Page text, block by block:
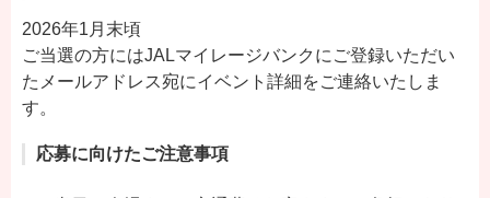
2026年1月末頃
ご当選の方にはJALマイレージバンクにご登録いただい
たメールアドレス宛にイベント詳細をご連絡いたしま
す。
応募に向けたご注意事項